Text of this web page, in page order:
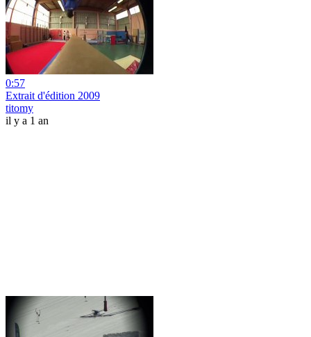
0:57
Extrait d'édition 2009
titomy
il y a 1 an